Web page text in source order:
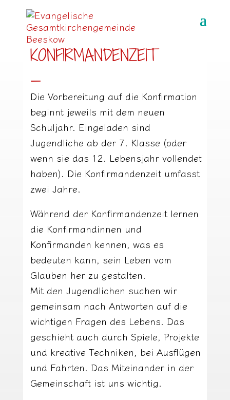
KONFIRMANDENZEIT
_
Die Vorbereitung auf die Konfirmation
beginnt jeweils mit dem neuen
Schuljahr. Eingeladen sind
Jugendliche ab der 7. Klasse (oder
wenn sie das 12. Lebensjahr vollendet
haben). Die Konfirmandenzeit umfasst
zwei Jahre.
Während der Konfirmandenzeit lernen
die Konfirmandinnen und
Konfirmanden kennen, was es
bedeuten kann, sein Leben vom
Glauben her zu gestalten.
Mit den Jugendlichen suchen wir
gemeinsam nach Antworten auf die
wichtigen Fragen des Lebens. Das
geschieht auch durch Spiele, Projekte
und kreative Techniken, bei Ausflügen
und Fahrten. Das Miteinander in der
Gemeinschaft ist uns wichtig.